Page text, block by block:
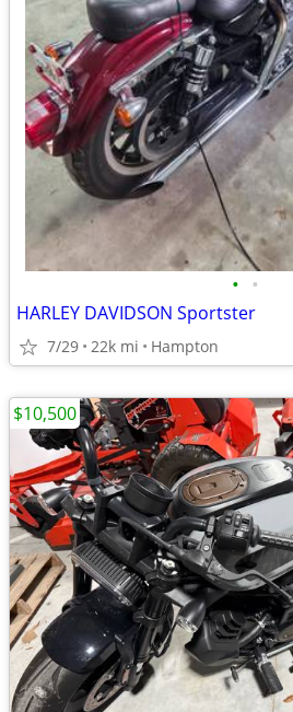
• •
HARLEY DAVIDSON Sportster
7/29 22k mi Hampton
$10,500